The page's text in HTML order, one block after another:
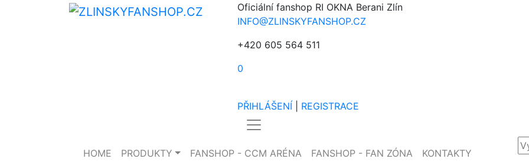
Oficiální fanshop RI OKNA Berani Zlín
INFO@ZLINSKYFANSHOP.CZ
+420 605 564 511
0
PŘIHLÁŠENÍ
REGISTRACE
HOME PRODUKTY FANSHOP - CCM ARÉNA FANSHOP - FAN ZÓNA KONTAKTY